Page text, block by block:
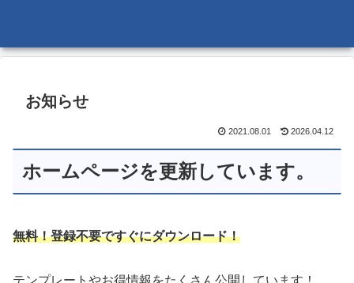
お知らせ
2021.08.01 2026.04.12
ホームページを更新しています。
無料！登録不要ですぐにダウンロード！
テンプレートやお得情報をたくさん公開しています！